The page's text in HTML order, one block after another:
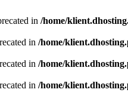
in /home/
in /home/
in /home/
in /home/